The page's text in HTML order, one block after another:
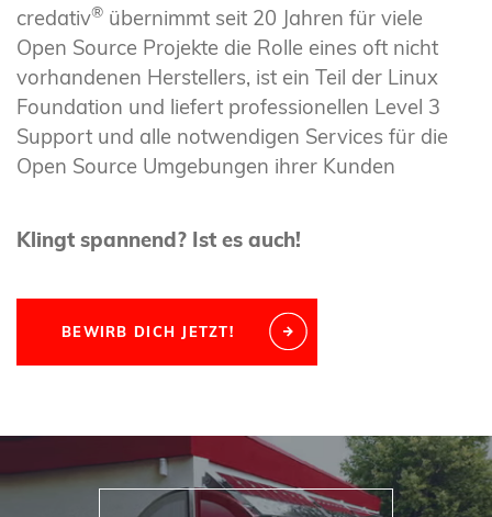
credativ® übernimmt seit 20 Jahren für viele
Open Source Projekte die Rolle eines oft nicht
vorhandenen Herstellers, ist ein Teil der Linux
Foundation und liefert professionellen Level 3
Support und alle notwendigen Services für die
Open Source Umgebungen ihrer Kunden
Klingt spannend? Ist es auch!
BEWIRB DICH JETZT!